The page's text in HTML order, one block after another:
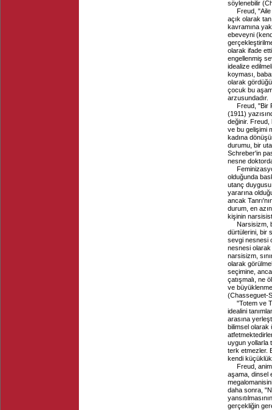
söylenebilir
Freud,
açık olarak
kavramına
ebeveyni
olarak ifade
engellenmiş
idealize
koyması,
olarak
çocuk bu
arzusundadır.
Freud, "Bir
(1911)
değinir. Freud,
ve bu gelişimi
kadına
durumu, bir
Schreber'in
nesne
olduğunda
utanç duygusu
yararına
ancak
durum, en
kişinin
Narsisizm,
dürtülerini, bir
sevgi nesnesi
nesnesi
narsisizm,
olarak
seçimine,
çatışmalı, ne
ve
(Chasseguet-
"Totem ve
idealini
arasına
bilimsel olarak
uygun yollarla
terk etmezler.
kendi
Freud,
aşama, dinsel
daha sonra,
gerçekliğin